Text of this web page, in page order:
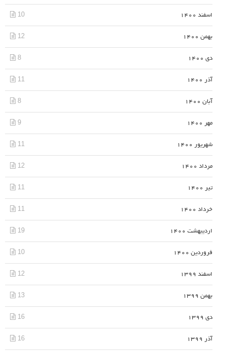
اسفند 1400 10
بهمن 1400 12
دی 1400 8
آذر 1400 11
آبان 1400 8
مهر 1400 9
شهریور 1400 11
مرداد 1400 12
تیر 1400 11
خرداد 1400 11
اردیبهشت 1400 19
فروردین 1400 10
اسفند 1399 12
بهمن 1399 13
دی 1399 16
آذر 1399 16